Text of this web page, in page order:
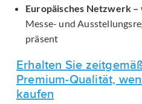
Europäisches Netzwerk –
Messe- und
präsent
Erhalten Sie
Premium-Qualität,
kaufen